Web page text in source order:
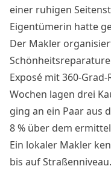
einer ruhigen
Eigentümerin hatte
Der Makler
Exposé mit 360-
Wochen lagen drei
ging an ein Paar aus
8 % über dem
Ein lokaler Makler
bis auf